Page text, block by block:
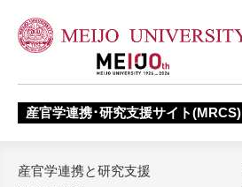
産官学連携･研究支援サイト(MRCS)
産官学連携と研究支援